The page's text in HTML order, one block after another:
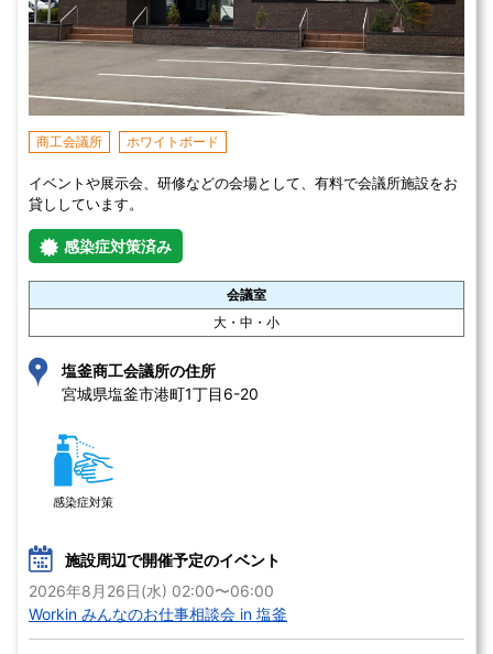
商工会議所 ホワイトボード
イベントや展示会、研修などの会場として、有料で会議所施設をお
貸ししています。
感染症対策済み
会議室
大・中・小
塩釜商工会議所の住所
宮城県塩釜市港町1丁目6-20
感染症対策
施設周辺で開催予定のイベント
2026年8月26日(水) 02:00〜06:00
Workin みんなのお仕事相談会 in 塩釜